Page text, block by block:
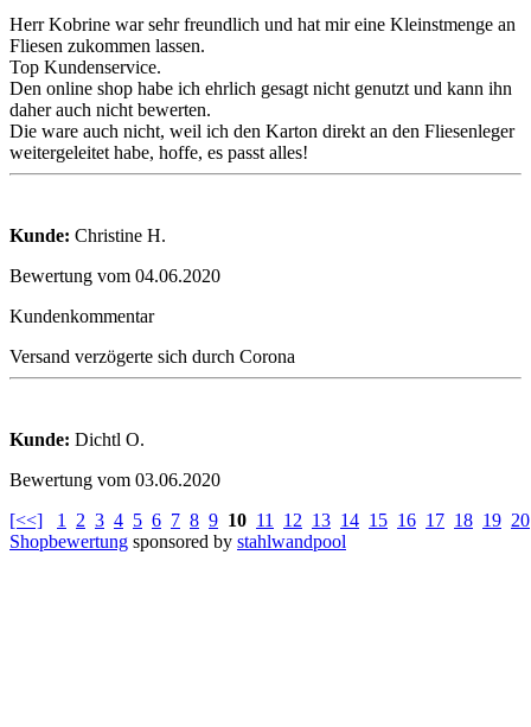
Herr Kobrine war sehr freundlich und hat mir eine Kleinstmenge an
Fliesen zukommen lassen.
Top Kundenservice.
Den online shop habe ich ehrlich gesagt nicht genutzt und kann ihn
daher auch nicht bewerten.
Die ware auch nicht, weil ich den Karton direkt an den Fliesenleger
weitergeleitet habe, hoffe, es passt alles!
Kunde: Christine H.
Bewertung vom 04.06.2020
Kundenkommentar
Versand verzögerte sich durch Corona
Kunde: Dichtl O.
Bewertung vom 03.06.2020
[<<]
1 2 3 4 5 6 7 8 9 10 11 12 13 14 15 16 17 18 19 20
Shopbewertung sponsored by stahlwandpool